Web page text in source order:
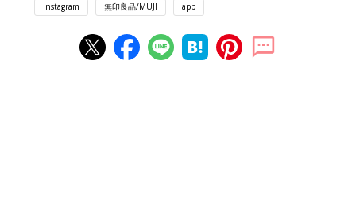
Instagram 無印良品/MUJI app